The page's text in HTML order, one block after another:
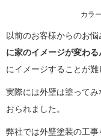
カラ
以前のお客様からのお悩
に家のイメージが変わる
にイメージすることが難
実際には外壁は塗って
おられました。
弊社では外壁塗装の工事